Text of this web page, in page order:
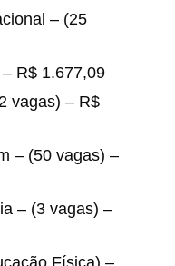
– (25
R$ 1.677,09
vagas) – R$
– (50 vagas) –
– (3 vagas) –
Física) –